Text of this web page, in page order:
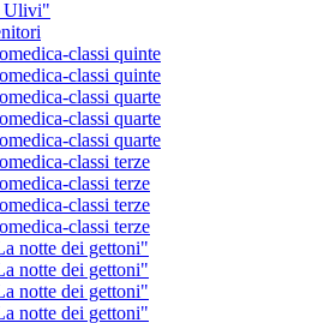
Ulivi"
classi quinte
classi quinte
classi quarte
classi quarte
classi quarte
classi terze
classi terze
classi terze
classi terze
notte dei gettoni"
notte dei gettoni"
notte dei gettoni"
notte dei gettoni"